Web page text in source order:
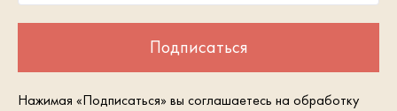
Подписаться
Нажимая «Подписаться» вы соглашаетесь на обработку